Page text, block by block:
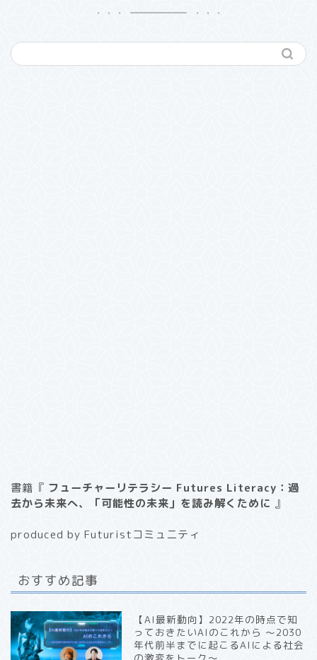
書籍『 フューチャーリテラシー Futures Literacy：過
去から未来へ、「可能性の未来」を読み解くために 』
produced by Futuristコミュニティ
おすすめ記事
【AI最新動向】2022年の時点で知
っておきたいAIのこれから 〜2030
年代前半までに起こるAIによる社会